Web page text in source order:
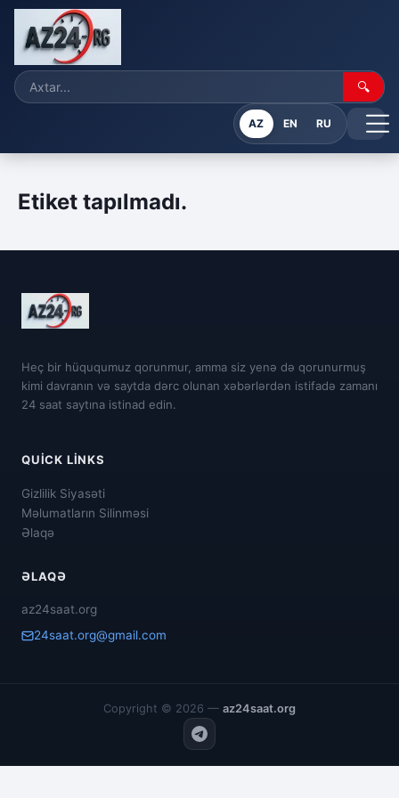
🔍
AZ EN RU
Etiket tapılmadı.
Heç bir hüququmuz qorunmur, amma siz yenə də qorunurmuş
kimi davranın və saytda dərc olunan xəbərlərdən istifadə zamanı
24 saat saytına istinad edin.
QUICK LINKS
Gizlilik Siyasəti
Məlumatların Silinməsi
Əlaqə
ƏLAQƏ
az24saat.org
24saat.org@gmail.com
Copyright © 2026 — az24saat.org